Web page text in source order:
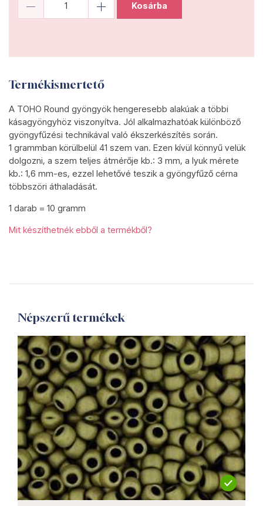
Kosárba
Termékismertető
A TOHO Round gyöngyök hengeresebb alakúak a többi
kásagyöngyhöz viszonyítva. Jól alkalmazhatóak különböző
gyöngyfűzési technikával való ékszerkészítés során.
1 grammban körülbelül 41 szem van. Ezen kívül könnyű velük
dolgozni, a szem teljes átmérője kb.: 3 mm, a lyuk mérete
kb.: 1,6 mm-es, ezzel lehetővé teszik a gyöngyfűző cérna
többszöri áthaladását.
1 darab = 10 gramm
Mit készíthetnék ebből a termékből?
Népszerű termékek